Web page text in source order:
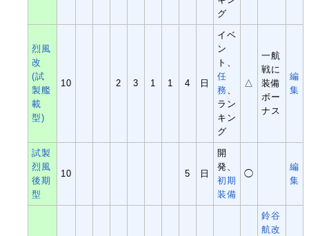
グ
烈風
改
(試
製艦
載
型)
10 2 3 1 1 4 日
イベ
ン
ト、
任
務、
ラン
キン
グ
△
一航
戦に
装備
ボー
ナス
編
集
試製
烈風
後期
型
10 5 日
開
発、
初期
装備
◯
編
集
鈴谷
航改